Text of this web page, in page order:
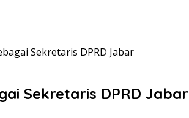
Sekretaris DPRD Jabar
Sekretaris DPRD Jabar